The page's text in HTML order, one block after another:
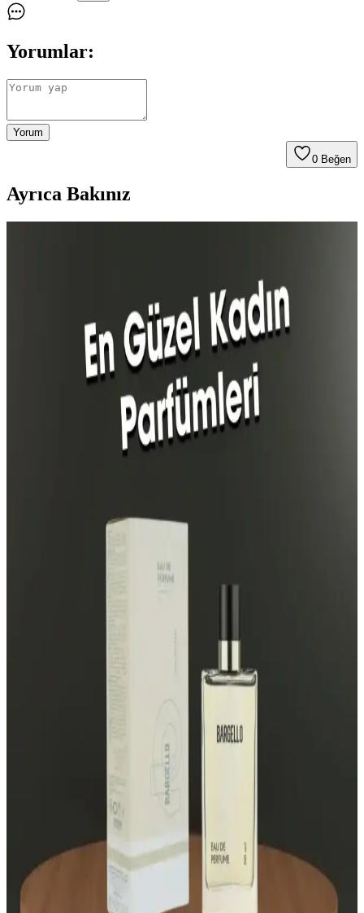
Yorumlar:
Yorum
0 Beğen
Ayrıca Bakınız
Avon'un V for Victory erkek parfümü, limon ve narenciye
notalarıyla ferah ve kalıcı bir koku sunar. Gün boyu tazelik ve enerji
sağlayan bu hafif parfüm, gençler ve aktif yaşam tarzı benimseyenler
Calvin Klein Contradiction ve Lancome La Nuit
Tresor Parfüm Karşılaştırması
Calvin Klein Contradiction ve Lancome La Nuit Tresor
parfümlerinin özellikleri, kullanıcı yorumları ve kullanım alanları
karşılaştırılarak, seçim yaparken dikkat edilmesi gerekenler
Artıran Kokuların Özellikleri
notalar ve kullanım ipuçlarıyla kişisel çekiciliği yükseltir. Kendine
güveni pekiştiren bu ürünler, etkileyici ve kalıcı kokular sunar.
uygun seçenekler sunar. Kendi tarzınıza uygun kokuyu seçmek için
notaları ve kullanım alanlarını dikkate alın.
Aqua Di Polo 1987 Blue Erkek Parfümü – Odunsu
Ferahlık ve Gün Boyu Kalıcılık (50 ml)
Aqua Di Polo 1987 Blue erkek parfümü, odunsu yapı ve temiz üst
notlarla günlük kullanım için çok yönlü bir tercih sunar. 50 ml EDP,
kalıcı tazelik ve sportif zarafeti bir araya getirir; Capri esintileriyle
enerjik bir imza kazandırır.
Bargello Parfüm Seçim Rehberi: Farklı Koku
Türleri ve Kalıcılık Özellikleri
Bargello'nun geniş ürün yelpazesi, yüksek kalıcılık ve çeşitli koku
profilleriyle kişisel tarzınıza uygun parfüm seçiminde rehberlik eder.